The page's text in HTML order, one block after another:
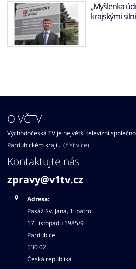
„Myšlenka
krajskými
O VČTV
Východočeská TV je největší televizní
Pardubickém kraji... (číst více)
Kontaktujte nás
zpravy@v1tv.cz
Adresa:
Pasáž Sv. Jana, 1. patro
17. listopadu 1985/9
Pardubice
530 02
Česká republika